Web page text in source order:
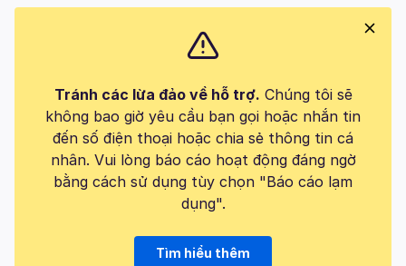
Tránh các lừa đảo về hỗ trợ. Chúng tôi sẽ
không bao giờ yêu cầu bạn gọi hoặc nhắn tin
đến số điện thoại hoặc chia sẻ thông tin cá
nhân. Vui lòng báo cáo hoạt động đáng ngờ
bằng cách sử dụng tùy chọn "Báo cáo lạm
dụng".
Tìm hiểu thêm